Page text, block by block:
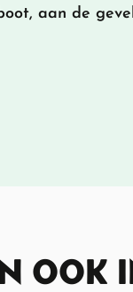
aan de
OOK